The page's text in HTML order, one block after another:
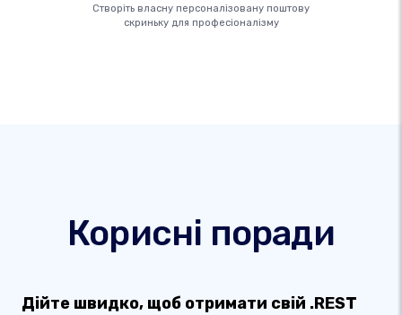
Створіть власну персоналізовану поштову
скриньку для професіоналізму
Корисні поради
Дійте швидко, щоб отримати свій .REST